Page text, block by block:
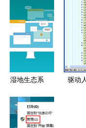
湿地生态系
统服务的多
维功能与实
驱动